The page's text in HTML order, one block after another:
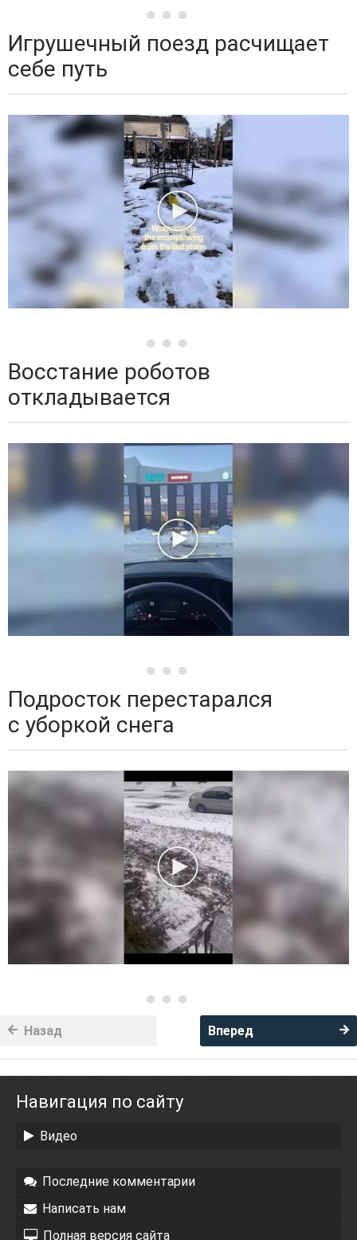
Игрушечный поезд расчищает
себе путь
Восстание роботов
откладывается
Подросток перестарался
с уборкой снега
Вперед
Назад
Навигация по сайту
Видео
Последние комментарии
Написать нам
Полная версия сайта